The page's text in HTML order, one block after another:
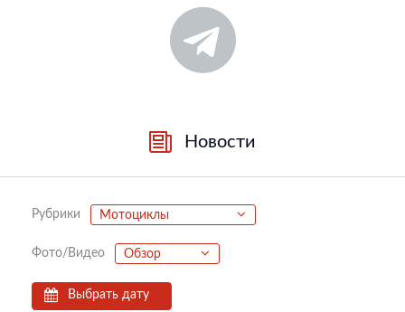
Новости
Рубрики Мотоциклы
Фото/Видео Обзор
Выбрать дату